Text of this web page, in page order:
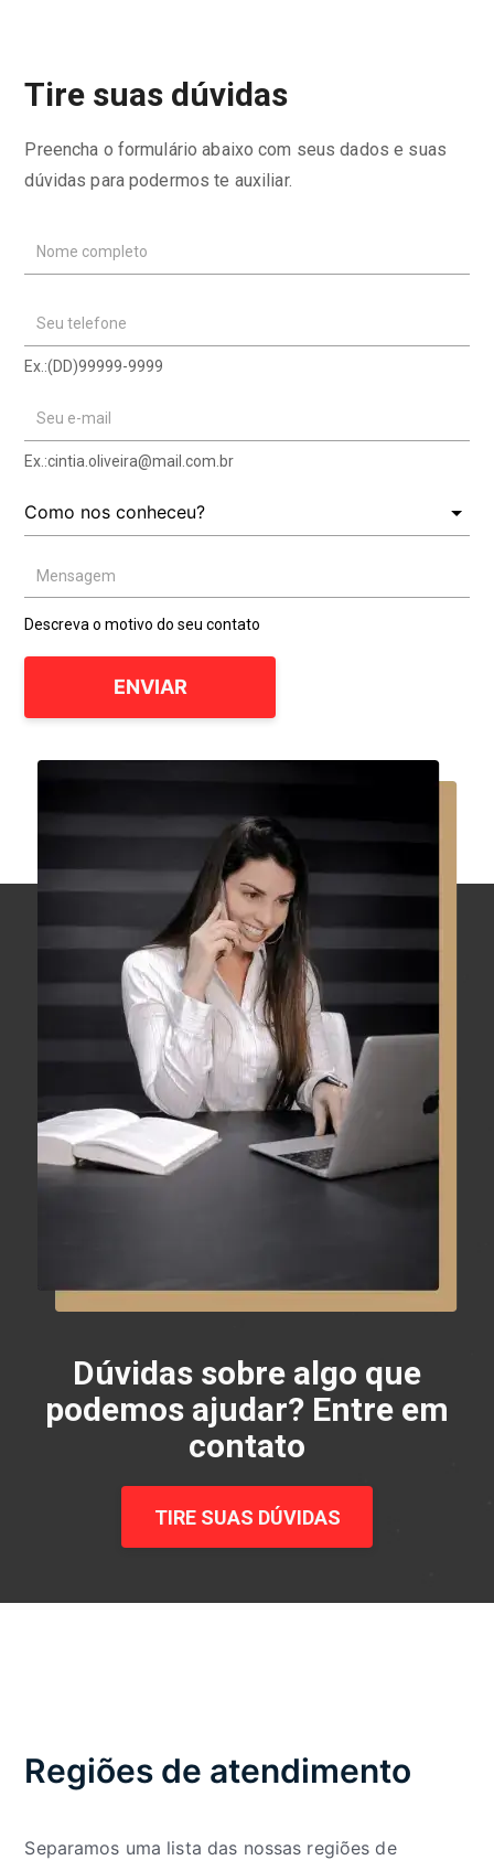
Tire suas dúvidas
Preencha o formulário abaixo com seus dados e suas
dúvidas para podermos te auxiliar.
Nome completo
Seu telefone
Ex.:(DD)99999-9999
Seu e-mail
Ex.:cintia.oliveira@mail.com.br
Mensagem
Descreva o motivo do seu contato
ENVIAR
Dúvidas sobre algo que
podemos ajudar? Entre em
contato
TIRE SUAS DÚVIDAS
Regiões de atendimento
Separamos uma lista das nossas regiões de